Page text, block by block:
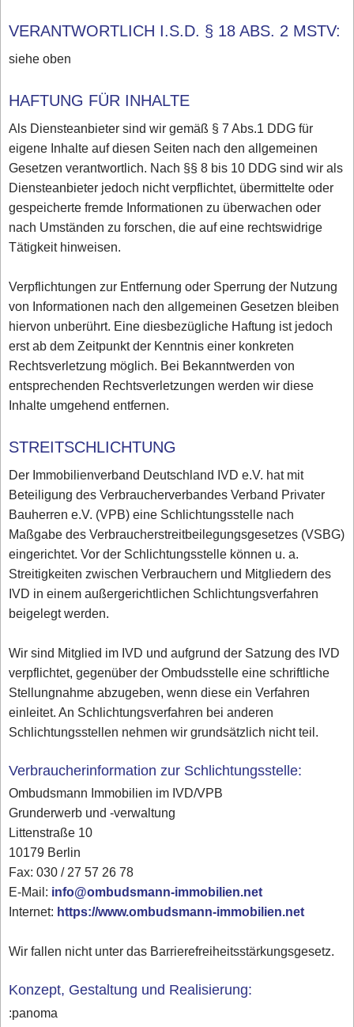
VERANTWORTLICH I.S.D. § 18 ABS. 2 MSTV:
siehe oben
HAFTUNG FÜR INHALTE
Als Diensteanbieter sind wir gemäß § 7 Abs.1 DDG für
eigene Inhalte auf diesen Seiten nach den allgemeinen
Gesetzen verantwortlich. Nach §§ 8 bis 10 DDG sind wir als
Diensteanbieter jedoch nicht verpflichtet, übermittelte oder
gespeicherte fremde Informationen zu überwachen oder
nach Umständen zu forschen, die auf eine rechtswidrige
Tätigkeit hinweisen.
Verpflichtungen zur Entfernung oder Sperrung der Nutzung
von Informationen nach den allgemeinen Gesetzen bleiben
hiervon unberührt. Eine diesbezügliche Haftung ist jedoch
erst ab dem Zeitpunkt der Kenntnis einer konkreten
Rechtsverletzung möglich. Bei Bekanntwerden von
entsprechenden Rechtsverletzungen werden wir diese
Inhalte umgehend entfernen.
STREITSCHLICHTUNG
Der Immobilienverband Deutschland IVD e.V. hat mit
Beteiligung des Verbraucherverbandes Verband Privater
Bauherren e.V. (VPB) eine Schlichtungsstelle nach
Maßgabe des Verbraucherstreitbeilegungsgesetzes (VSBG)
eingerichtet. Vor der Schlichtungsstelle können u. a.
Streitigkeiten zwischen Verbrauchern und Mitgliedern des
IVD in einem außergerichtlichen Schlichtungsverfahren
beigelegt werden.
Wir sind Mitglied im IVD und aufgrund der Satzung des IVD
verpflichtet, gegenüber der Ombudsstelle eine schriftliche
Stellungnahme abzugeben, wenn diese ein Verfahren
einleitet. An Schlichtungsverfahren bei anderen
Schlichtungsstellen nehmen wir grundsätzlich nicht teil.
Verbraucherinformation zur Schlichtungsstelle:
Ombudsmann Immobilien im IVD/VPB
Grunderwerb und -verwaltung
Littenstraße 10
10179 Berlin
Fax: 030 / 27 57 26 78
E-Mail: info@ombudsmann-immobilien.net
Internet: https://www.ombudsmann-immobilien.net
Wir fallen nicht unter das Barrierefreiheitsstärkungsgesetz.
Konzept, Gestaltung und Realisierung:
:panoma